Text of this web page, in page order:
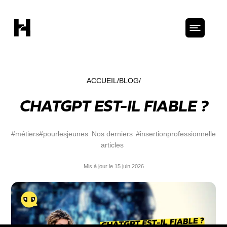
ACCUEIL BLOG
CHATGPT EST-IL FIABLE ?
#métiers#pourlesjeunes Nos derniers
articles
#insertionprofessionnelle
Mis à jour le 15 juin 2026